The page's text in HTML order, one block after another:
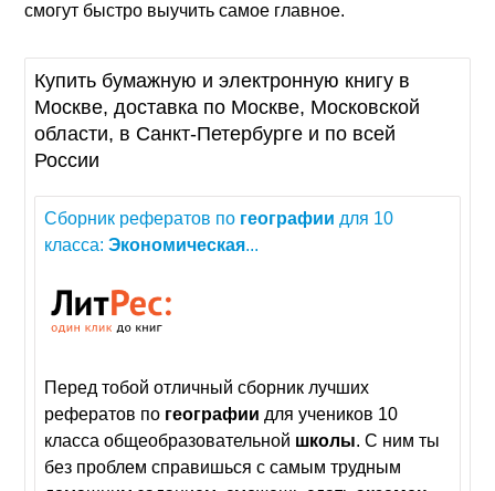
смогут быстро выучить самое главное.
Купить бумажную и электронную книгу в
Москве, доставка по Москве, Московской
области, в Санкт-Петербурге и по всей
России
Сборник рефератов по географии для 10
класса:Экономическая...
Перед тобой отличный сборник лучших
рефератов по географии для учеников 10
класса общеобразовательной школы. С ним ты
без проблем справишься с самым трудным